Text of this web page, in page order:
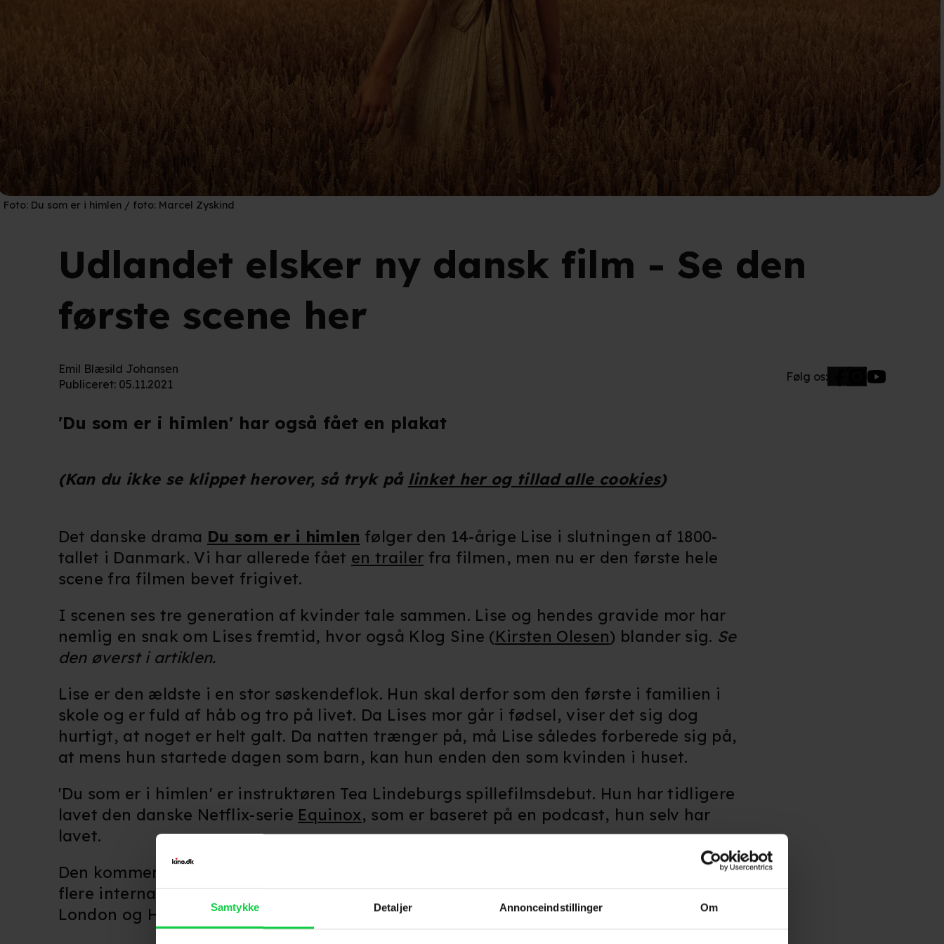
Samtykke Detaljer Annonceindstillinger Om
Foto: Du som er i himlen / foto: Marcel Zyskind
Udlandet elsker ny dansk film - Se den
første scene her
Emil Blæsild Johansen
Publiceret: 05.11.2021
Følg os:
'Du som er i himlen' har også fået en plakat
(Kan du ikke se klippet herover, så tryk på linket her og tillad alle cookies)
Det danske drama Du som er i himlen følger den 14-årige Lise i slutningen af 1800-
tallet i Danmark. Vi har allerede fået en trailer fra filmen, men nu er den første hele
scene fra filmen bevet frigivet.
I scenen ses tre generation af kvinder tale sammen. Lise og hendes gravide mor har
nemlig en snak om Lises fremtid, hvor også Klog Sine (Kirsten Olesen) blander sig. Se
den øverst i artiklen.
Lise er den ældste i en stor søskendeflok. Hun skal derfor som den første i familien i
skole og er fuld af håb og tro på livet. Da Lises mor går i fødsel, viser det sig dog
hurtigt, at noget er helt galt. Da natten trænger på, må Lise således forberede sig på,
at mens hun startede dagen som barn, kan hun enden den som kvinden i huset.
'Du som er i himlen' er instruktøren Tea Lindeburgs spillefilmsdebut. Hun har tidligere
lavet den danske Netflix-serie Equinox, som er baseret på en podcast, hun selv har
lavet.
Den kommende film har allerede fået masser opmærksom på
flere internationale filmfestivaler, hvor har været udtaget konkurrencer i bl.a. Toronto,
London og Hamborg.